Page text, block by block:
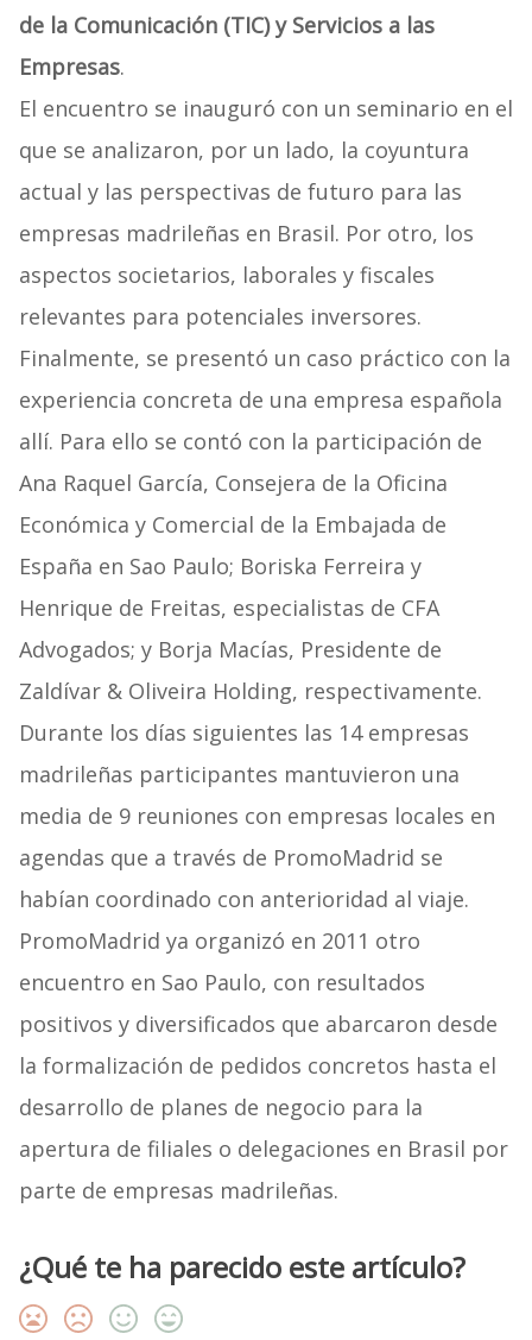
de la Comunicación (TIC) y Servicios a las
Empresas.
El encuentro se inauguró con un seminario en el
que se analizaron, por un lado, la coyuntura
actual y las perspectivas de futuro para las
empresas madrileñas en Brasil. Por otro, los
aspectos societarios, laborales y fiscales
relevantes para potenciales inversores.
Finalmente, se presentó un caso práctico con la
experiencia concreta de una empresa española
allí. Para ello se contó con la participación de
Ana Raquel García, Consejera de la Oficina
Económica y Comercial de la Embajada de
España en Sao Paulo; Boriska Ferreira y
Henrique de Freitas, especialistas de CFA
Advogados; y Borja Macías, Presidente de
Zaldívar & Oliveira Holding, respectivamente.
Durante los días siguientes las 14 empresas
madrileñas participantes mantuvieron una
media de 9 reuniones con empresas locales en
agendas que a través de PromoMadrid se
habían coordinado con anterioridad al viaje.
PromoMadrid ya organizó en 2011 otro
encuentro en Sao Paulo, con resultados
positivos y diversificados que abarcaron desde
la formalización de pedidos concretos hasta el
desarrollo de planes de negocio para la
apertura de filiales o delegaciones en Brasil por
parte de empresas madrileñas.
¿Qué te ha parecido este artículo?